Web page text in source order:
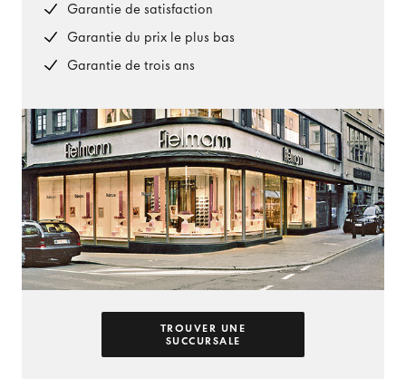
Garantie de satisfaction
Garantie du prix le plus bas
Garantie de trois ans
TROUVER UNE
SUCCURSALE